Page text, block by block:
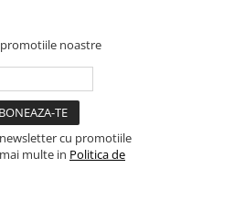
noastre
cu promotiile
multe in Politica de